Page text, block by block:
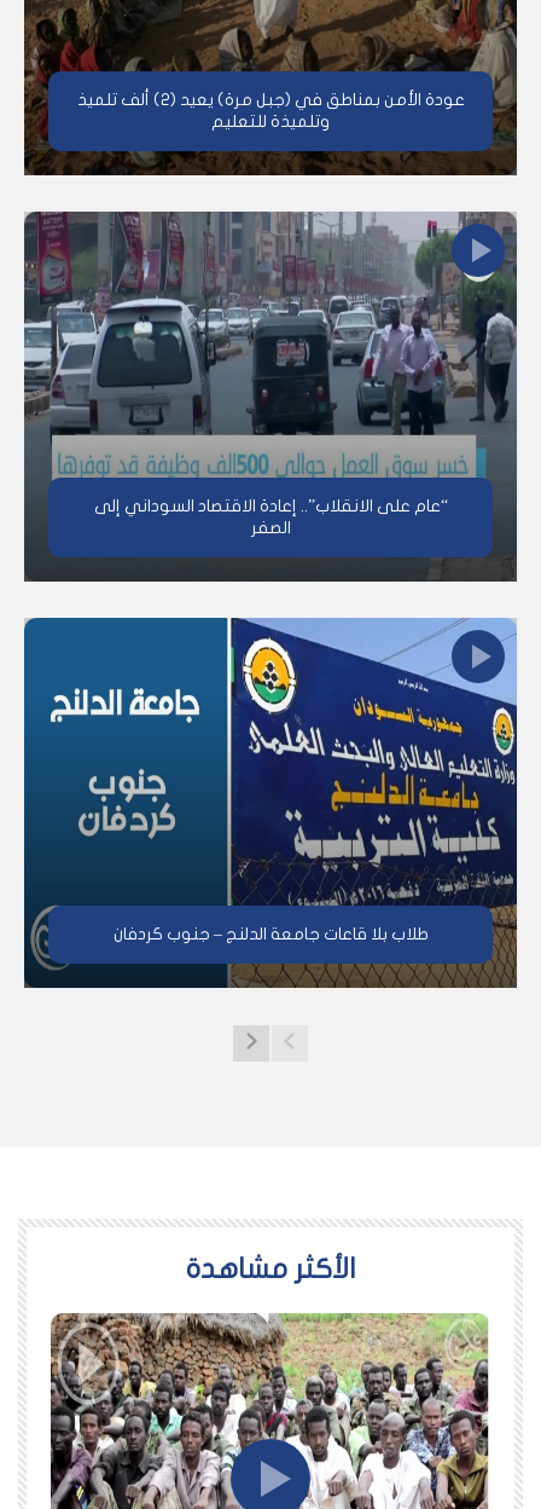
عودة الأمن بمناطق في (جبل مرة) يعيد (2) ألف تلميذ
وتلميذة للتعليم
“عام على الانقلاب”.. إعادة الاقتصاد السوداني إلى
الصفر
طلاب بلا قاعات جامعة الدلنج – جنوب كردفان
اﻷكثر مشاهدة